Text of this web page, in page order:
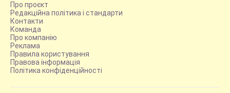
Про проєкт
Редакційна політика і стандарти
Контакти
Команда
Про компанію
Реклама
Правила користування
Правова інформація
Політика конфіденційності